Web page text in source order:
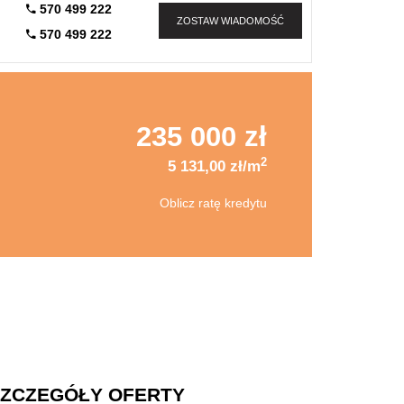
570 499 222
570 499 222
ZOSTAW WIADOMOŚĆ
235 000 zł
5 131,00 zł/m2
Oblicz ratę kredytu
OFERTY